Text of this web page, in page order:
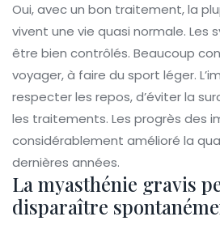
Oui, avec un bon traitement, la
vivent une vie quasi normale. Les
être bien contrôlés. Beaucoup
voyager, à faire du sport léger.
respecter les repos, d’éviter la
les traitements. Les progrès des
considérablement amélioré la
dernières années.
La myasthénie gravis
disparaître